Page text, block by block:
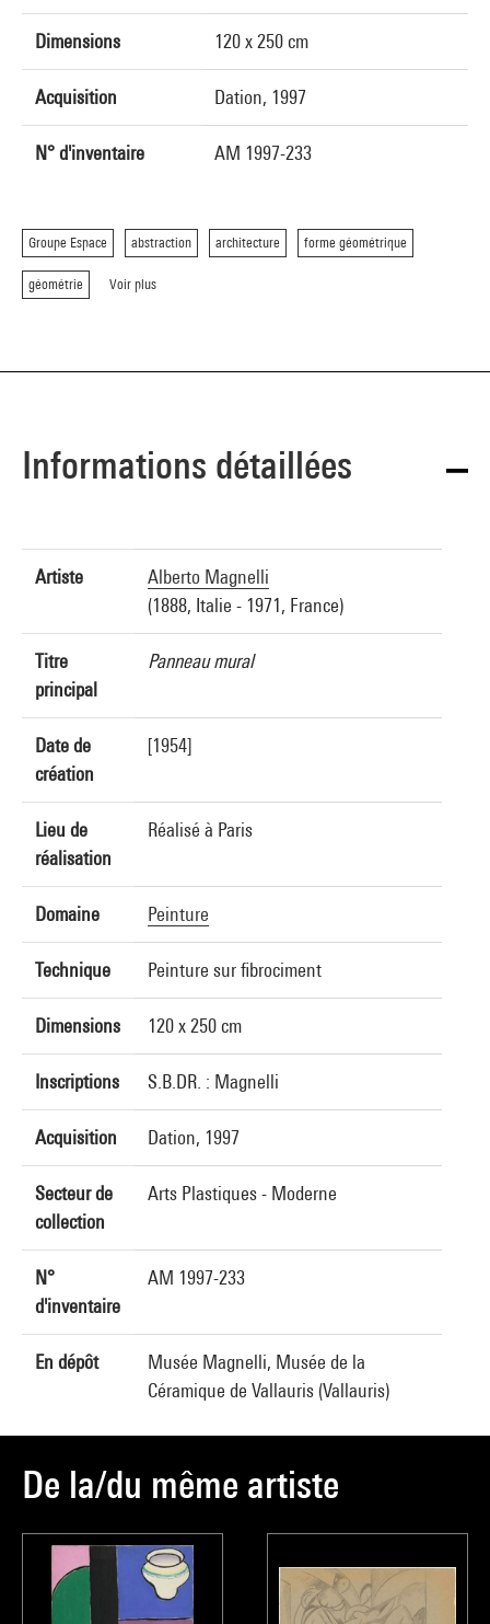
Dimensions 120 x 250 cm
Acquisition Dation, 1997
N° d'inventaire AM 1997-233
Groupe Espace abstraction architecture forme géométrique
géométrie Voir plus
Informations détaillées
Artiste
Alberto Magnelli
(1888, Italie - 1971, France)
Titre
principal
Panneau mural
Date de
création
[1954]
Lieu de
réalisation
Réalisé à Paris
Domaine Peinture
Technique Peinture sur fibrociment
Dimensions 120 x 250 cm
Inscriptions S.B.DR. : Magnelli
Acquisition Dation, 1997
Secteur de
collection
Arts Plastiques - Moderne
N°
d'inventaire
AM 1997-233
En dépôt
Musée Magnelli, Musée de la
Céramique de Vallauris (Vallauris)
De la/du même artiste